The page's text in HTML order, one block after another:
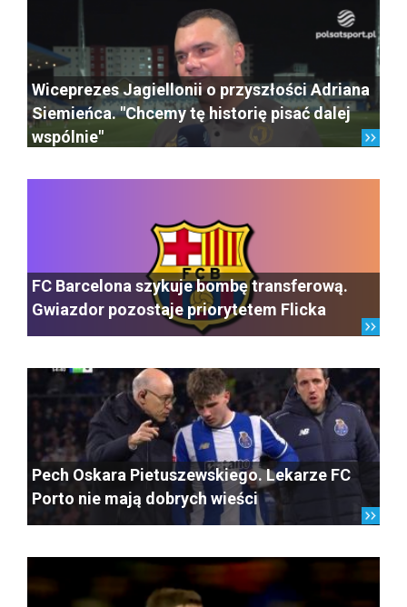
Wiceprezes Jagiellonii o przyszłości Adriana
Siemieńca. "Chcemy tę historię pisać dalej
wspólnie"
FC Barcelona szykuje bombę transferową.
Gwiazdor pozostaje priorytetem Flicka
Pech Oskara Pietuszewskiego. Lekarze FC
Porto nie mają dobrych wieści